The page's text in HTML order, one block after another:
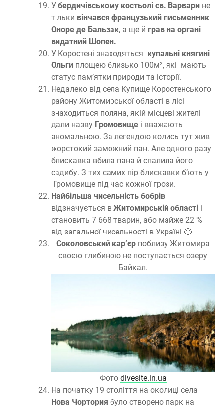
У бердичівському костьолі св. Варвари не
тільки вінчався французький письменник
Оноре де Бальзак, а ще й грав на органі
видатний Шопен.
У Коростені знаходяться купальні княгині
Ольги площею близько 100м², які мають
статус пам’ятки природи та історії.
Недалеко від села Купище Коростенського
району Житомирської області в лісі
знаходиться поляна, якій місцеві жителі
дали назву Громовище і вважають
аномальною. За легендою колись тут жив
жорстокий заможний пан. Але одного разу
блискавка вбила пана й спалила його
садибу. З тих самих пір блискавки б’ють у
Громовище під час кожної грози.
Найбільша чисельність бобрів
відзначується в Житомирській області і
становить 7 668 тварин, або майже 22 %
від загальної чисельності в Україні 🙂
Соколовський кар’єрпоблизу Житомира
своєю глибиною не поступається озеру
Байкал.
Фото divesite.in.ua
На початку 19 століття на околиці села
Нова Чортория було створено парк на